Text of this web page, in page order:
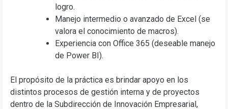
logro.
Manejo intermedio o avanzado de Excel (se
valora el conocimiento de macros).
Experiencia con Office 365 (deseable manejo
de Power BI).
El propósito de la práctica es brindar apoyo en los
distintos procesos de gestión interna y de proyectos
dentro de la Subdirección de Innovación Empresarial,